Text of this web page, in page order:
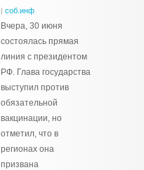
| соб.инф
Вчера, 30 июня
состоялась прямая
линия с президентом
РФ. Глава государства
выступил против
обязательной
вакцинации, но
отметил, что в
регионах она
призвана